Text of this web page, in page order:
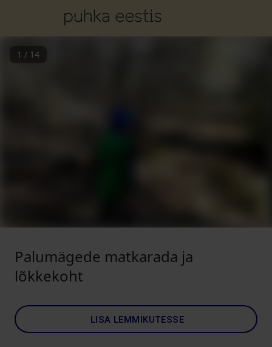
1 / 14
Palumägede matkarada ja
lõkkekoht
LISA LEMMIKUTESSE